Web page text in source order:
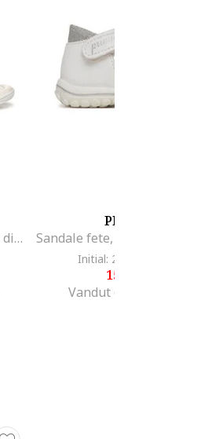
Sandale din piele cu insertii din piele ecologica, Albastru deschis/Crem
PRIMIGI
Initial: 230
150
Vandut de Modivo PL